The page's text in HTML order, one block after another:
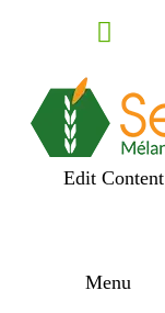
Edit Content
Menu